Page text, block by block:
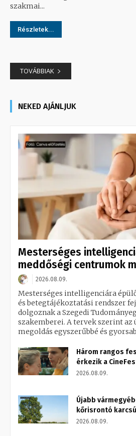
szakmai...
Részletek...
TOVÁBBIAK
NEKED AJÁNLJUK
Mesterséges
meddőségi centrumok
2026.08.09.
Mesterséges intelligenciára
és betegtájékoztatási rendszer
dolgoznak a Szegedi
szakemberei. A tervek szerint az
megoldás egyszerűbbé és
Három rangos
érkezik a
2026.08.09.
Újabb
kőrisrontó
2026.08.09.